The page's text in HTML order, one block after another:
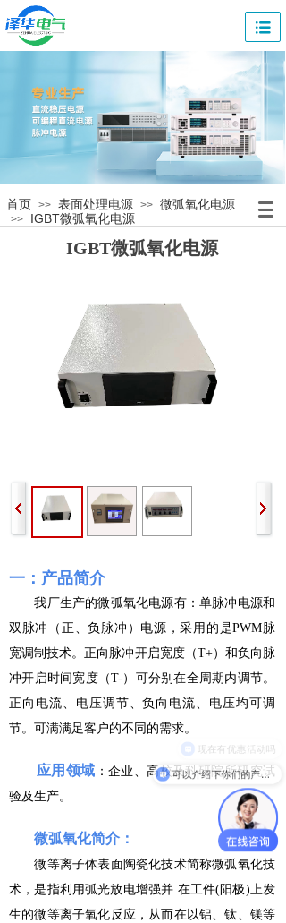
首页 >> 表面处理电源 >> 微弧氧化电源
>> IGBT微弧氧化电源
IGBT微弧氧化电源
一：产品简介
我厂生产的微弧氧化电源有：单脉冲电源和
双脉冲（正、负脉冲）电源，采用的是PWM脉
宽调制技术。正向脉冲开启宽度（T+）和负向脉
冲开启时间宽度（T-）可分别在全周期内调节。
正向电流、电压调节、负向电流、电压均可调
节。可满满足客户的不同的需求。
应用领域 ：企业、高校及科研院所研究试
验及生产。
微弧氧化简介：
微等离子体表面陶瓷化技术简称微弧氧化技
术，是指利用弧光放电增强并 在工件(阳极)上发
生的微等离子氧化反应，从而在以铝、钛、镁等
可以介绍下你们的产品么
现在有优惠活动吗